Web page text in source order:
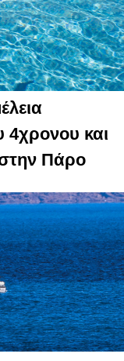
4χρονου και
στην Πάρο